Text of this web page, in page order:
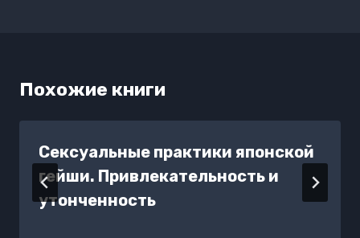
Похожие книги
Сексуальные практики японской
гейши. Привлекательность и
утонченность